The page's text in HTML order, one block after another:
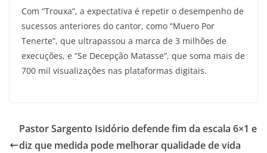
Com “Trouxa”, a expectativa é repetir o desempenho de
sucessos anteriores do cantor, como “Muero Por
Tenerte”, que ultrapassou a marca de 3 milhões de
execuções, e “Se Decepção Matasse”, que soma mais de
700 mil visualizações nas plataformas digitais.
Pastor Sargento Isidório defende fim da escala 6×1 e
diz que medida pode melhorar qualidade de vida